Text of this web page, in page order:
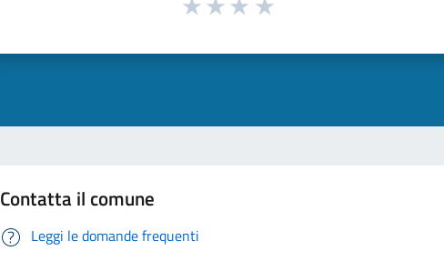
Contatta il comune
Leggi le domande frequenti